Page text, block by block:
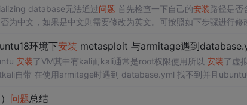
database无法通过问题 首先检查一下自己的安装
为中文，如果是中文则需要修改为英文。可按照如下步骤进行修改 鼠
环境下安装 metasploit 与armitage遇到
安装了VM其中有kali而kali通常是root权限使用所以 安装了虚拟机运行
自带 在使用armitage时遇到 database.yml 找不到并且
问题总结